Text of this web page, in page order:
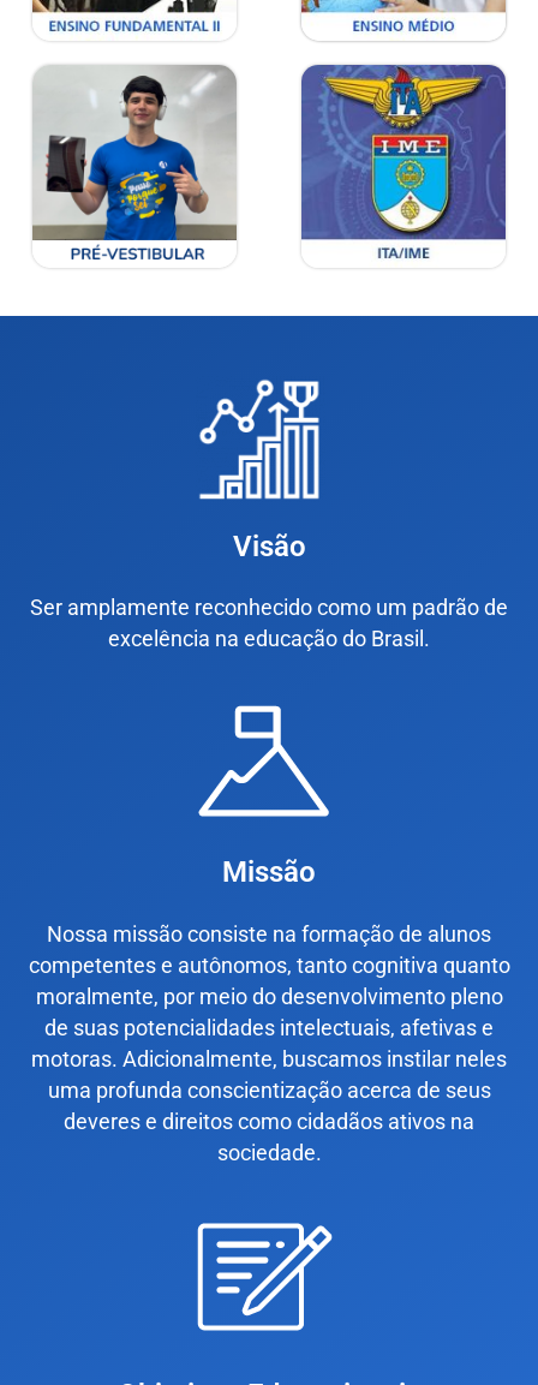
Visão
Ser amplamente reconhecido como um padrão de
excelência na educação do Brasil.
Missão
Nossa missão consiste na formação de alunos
competentes e autônomos, tanto cognitiva quanto
moralmente, por meio do desenvolvimento pleno
de suas potencialidades intelectuais, afetivas e
motoras. Adicionalmente, buscamos instilar neles
uma profunda conscientização acerca de seus
deveres e direitos como cidadãos ativos na
sociedade.